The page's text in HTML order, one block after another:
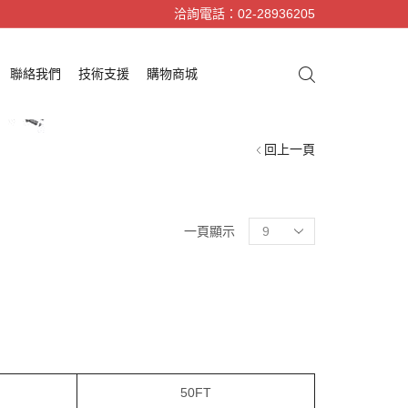
洽詢電話：02-28936205
聯絡我們 技術支援 購物商城
回上一頁
一頁顯示
50FT